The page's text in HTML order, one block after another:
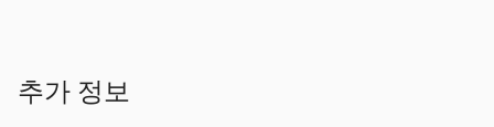
추가 정보